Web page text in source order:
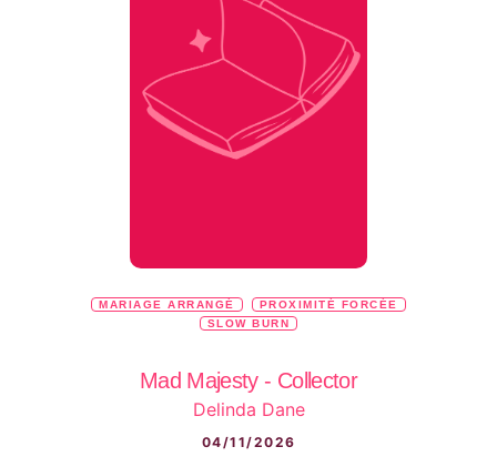
MARIAGE ARRANGÉ
PROXIMITÉ FORCÉE
SLOW BURN
Mad Majesty - Collector
Delinda Dane
04/11/2026